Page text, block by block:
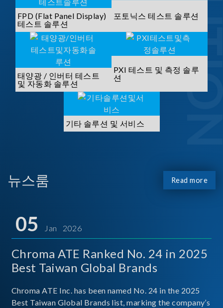
FPD (Flat Panel Display)
테스트 솔루션
포토닉스 테스트 솔루션
태양광 / 인버터 테스트
및 자동화 솔루션
PXI 테스트 및 측정 솔루
션
기타 솔루션 및 서비스
뉴스룸 Read more
05 Jan 2026
Chroma ATE Ranked No. 24 in 2025
Best Taiwan Global Brands
Chroma ATE Inc. has been named No. 24 in the 2025
Best Taiwan Global Brands list, marking the company’s